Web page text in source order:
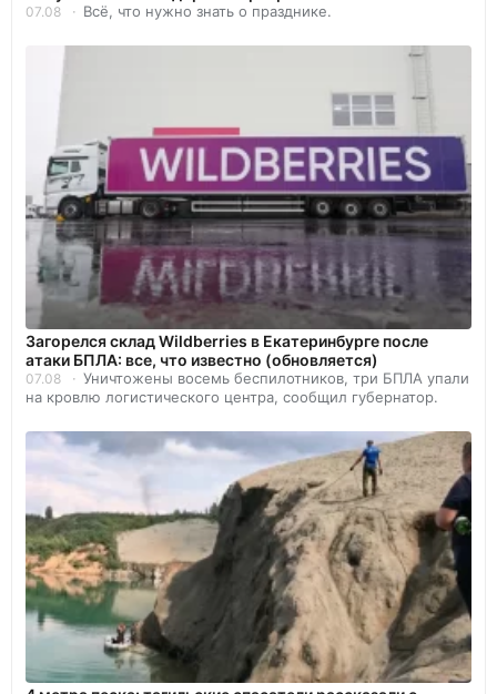
07.08 Всё, что нужно знать о празднике.
Загорелся склад Wildberries в Екатеринбурге после
атаки БПЛА: все, что известно (обновляется)
07.08
Уничтожены восемь беспилотников, три БПЛА упали
на кровлю логистического центра, сообщил губернатор.